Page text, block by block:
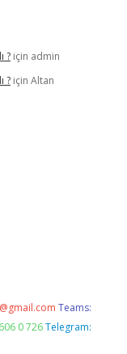
? için admin
? için Altan
Teams:
0 726 Telegram: